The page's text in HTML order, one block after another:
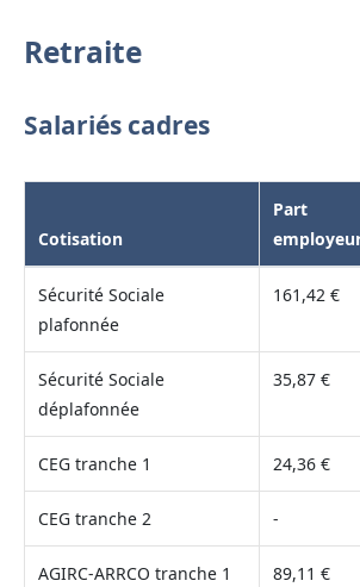
Retraite
Salariés cadres
Cotisation
Part
Sécurité Sociale
plafonnée
161,42 €
Sécurité Sociale
déplafonnée
35,87 €
CEG tranche 1 24,36 €
CEG tranche 2 -
AGIRC-ARRCO tranche 1 89,11 €